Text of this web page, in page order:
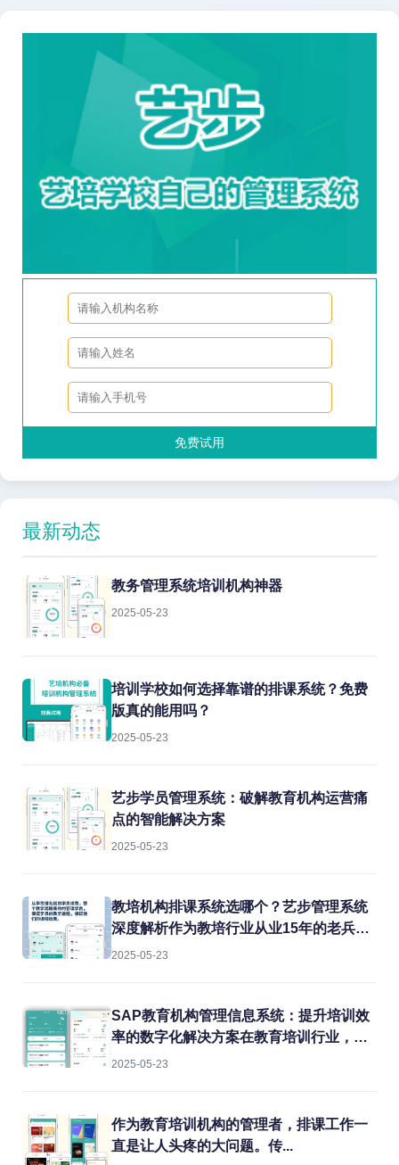
免费试用
最新动态
教务管理系统培训机构神器
2025-05-23
培训学校如何选择靠谱的排课系统？免费
版真的能用吗？
2025-05-23
艺步学员管理系统：破解教育机构运营痛
点的智能解决方案
2025-05-23
教培机构排课系统选哪个？艺步管理系统
深度解析作为教培行业从业15年的老兵，
我见过太多机构在教务管理上栽跟头。排
结合实战经验，聊聊如何用专业系统解决
这些难题。
2025-05-23
SAP教育机构管理信息系统：提升培训效
率的数字化解决方案在教育培训行业，机
构常常面临课程管理混乱、学员信息分
SAP教育机构管理信息系统正是为解决这
些问题而生的专业工具。
2025-05-23
作为教育培训机构的管理者，排课工作一
直是让人头疼的大问题。传...